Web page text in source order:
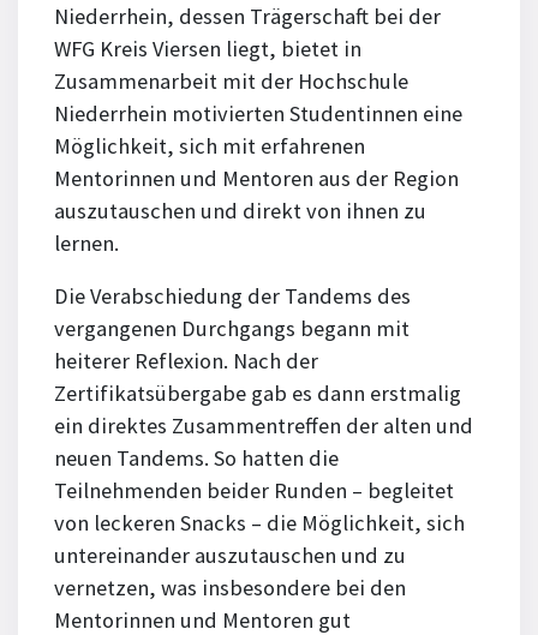
Niederrhein, dessen Trägerschaft bei der
WFG Kreis Viersen liegt, bietet in
Zusammenarbeit mit der Hochschule
Niederrhein motivierten Studentinnen eine
Möglichkeit, sich mit erfahrenen
Mentorinnen und Mentoren aus der Region
auszutauschen und direkt von ihnen zu
lernen.
Die Verabschiedung der Tandems des
vergangenen Durchgangs begann mit
heiterer Reflexion. Nach der
Zertifikatsübergabe gab es dann erstmalig
ein direktes Zusammentreffen der alten und
neuen Tandems. So hatten die
Teilnehmenden beider Runden – begleitet
von leckeren Snacks – die Möglichkeit, sich
untereinander auszutauschen und zu
vernetzen, was insbesondere bei den
Mentorinnen und Mentoren gut